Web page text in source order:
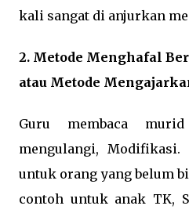
kali sangat di anjurkan
2. Metode Menghafal
atau Metode
Guru membaca
mengulangi,
untuk orang yang belum
contoh untuk anak TK,